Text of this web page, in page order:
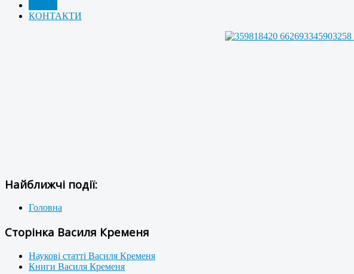
КОНТАКТИ
Найближчі події:
Головна
Сторінка Василя Кременя
Наукові статті Василя Кременя
Книги Василя Кременя